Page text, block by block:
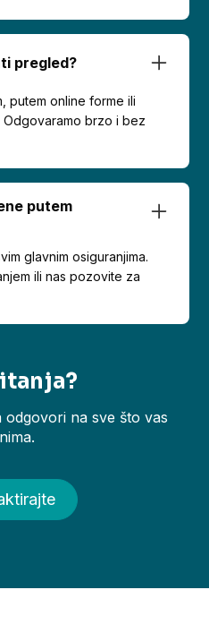
pregled?
putem online forme ili
brzo i bez
putem
glavnim osiguranjima.
ili nas pozovite za
odgovori na sve što vas